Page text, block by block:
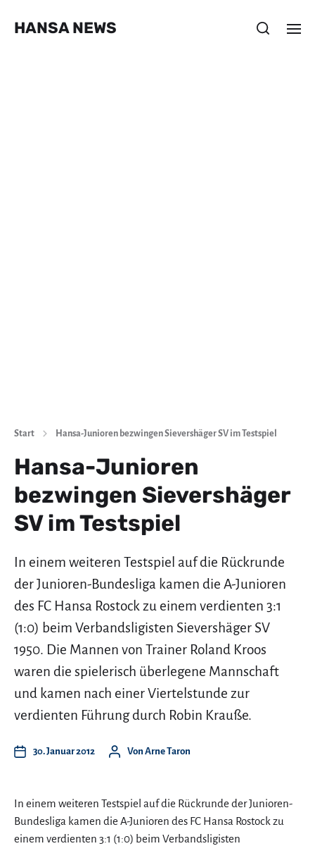
HANSA NEWS
Start Hansa-Junioren bezwingen Sievershäger SV im Testspiel
Hansa-Junioren
bezwingen Sievershäger
SV im Testspiel
In einem weiteren Testspiel auf die Rückrunde
der Junioren-Bundesliga kamen die A-Junioren
des FC Hansa Rostock zu einem verdienten 3:1
(1:0) beim Verbandsligisten Sievershäger SV
1950. Die Mannen von Trainer Roland Kroos
waren die spielerisch überlegene Mannschaft
und kamen nach einer Viertelstunde zur
verdienten Führung durch Robin Krauße.
30. Januar 2012 Von Arne Taron
In einem weiteren Testspiel auf die Rückrunde der Junioren-
Bundesliga kamen die A-Junioren des FC Hansa Rostock zu
einem verdienten 3:1 (1:0) beim Verbandsligisten